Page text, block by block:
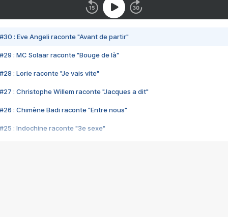
#30 : Eve Angeli raconte "Avant de partir"
#29 : MC Solaar raconte "Bouge de là"
#28 : Lorie raconte "Je vais vite"
#27 : Christophe Willem raconte "Jacques a dit"
#26 : Chimène Badi raconte "Entre nous"
#25 : Indochine raconte "3e sexe"